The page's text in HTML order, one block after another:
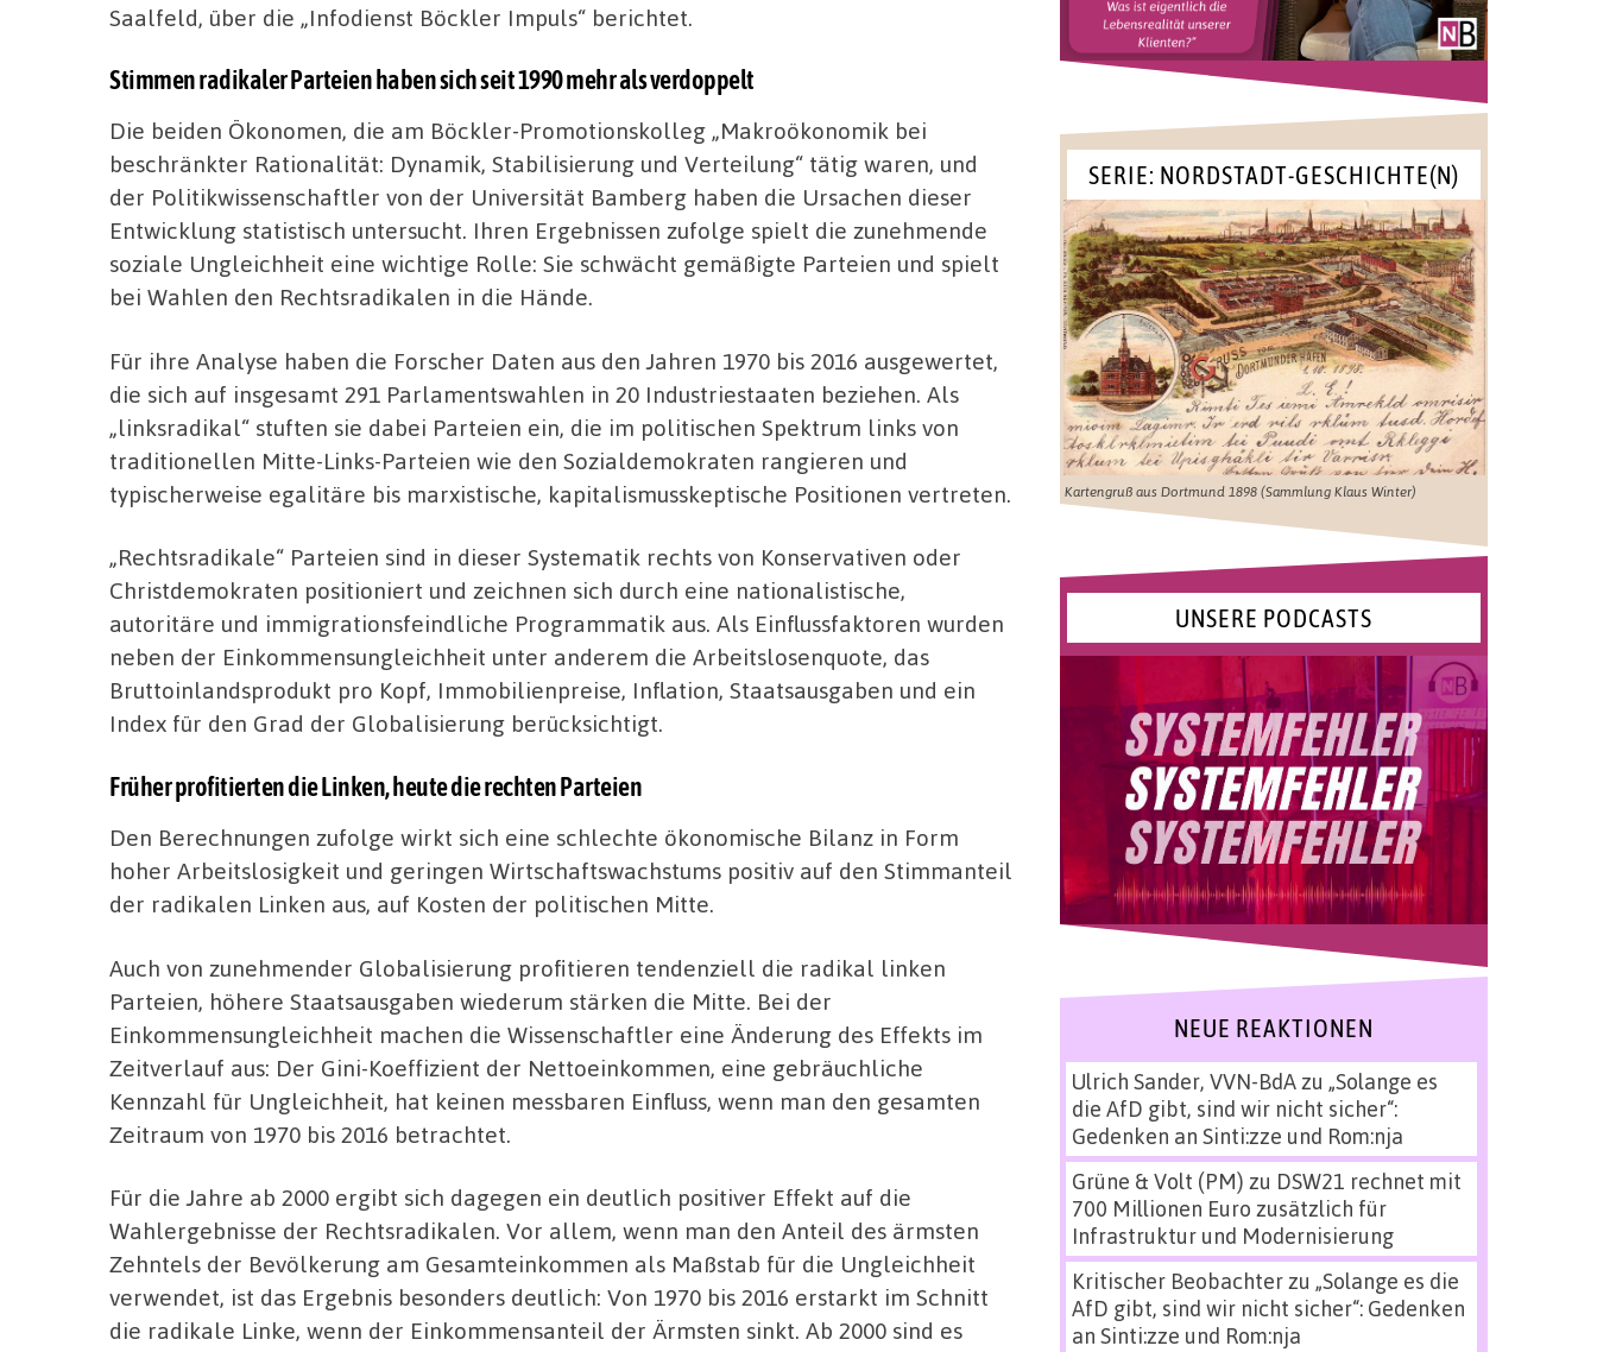
Saalfeld, über die „Infodienst Böckler Impuls“ berichtet.
Stimmen radikaler Parteien haben sich seit 1990 mehr als verdoppelt
Die beiden Ökonomen, die am Böckler-Promotionskolleg „Makroökonomik bei
beschränkter Rationalität: Dynamik, Stabilisierung und Verteilung“ tätig waren, und
der Politikwissenschaftler von der Universität Bamberg haben die Ursachen dieser
Entwicklung statistisch untersucht. Ihren Ergebnissen zufolge spielt die zunehmende
soziale Ungleichheit eine wichtige Rolle: Sie schwächt gemäßigte Parteien und spielt
bei Wahlen den Rechtsradikalen in die Hände.
Für ihre Analyse haben die Forscher Daten aus den Jahren 1970 bis 2016 ausgewertet,
die sich auf insgesamt 291 Parlamentswahlen in 20 Industriestaaten beziehen. Als
„linksradikal“ stuften sie dabei Parteien ein, die im politischen Spektrum links von
traditionellen Mitte-Links-Parteien wie den Sozialdemokraten rangieren und
typischerweise egalitäre bis marxistische, kapitalismusskeptische Positionen vertreten.
„Rechtsradikale“ Parteien sind in dieser Systematik rechts von Konservativen oder
Christdemokraten positioniert und zeichnen sich durch eine nationalistische,
autoritäre und immigrationsfeindliche Programmatik aus. Als Einflussfaktoren wurden
neben der Einkommensungleichheit unter anderem die Arbeitslosenquote, das
Bruttoinlandsprodukt pro Kopf, Immobilienpreise, Inflation, Staatsausgaben und ein
Index für den Grad der Globalisierung berücksichtigt.
Früher profitierten die Linken, heute die rechten Parteien
Den Berechnungen zufolge wirkt sich eine schlechte ökonomische Bilanz in Form
hoher Arbeitslosigkeit und geringen Wirtschaftswachstums positiv auf den Stimmanteil
der radikalen Linken aus, auf Kosten der politischen Mitte.
Auch von zunehmender Globalisierung profitieren tendenziell die radikal linken
Parteien, höhere Staatsausgaben wiederum stärken die Mitte. Bei der
Einkommensungleichheit machen die Wissenschaftler eine Änderung des Effekts im
Zeitverlauf aus: Der Gini-Koeffizient der Nettoeinkommen, eine gebräuchliche
Kennzahl für Ungleichheit, hat keinen messbaren Einfluss, wenn man den gesamten
Zeitraum von 1970 bis 2016 betrachtet.
Für die Jahre ab 2000 ergibt sich dagegen ein deutlich positiver Effekt auf die
Wahlergebnisse der Rechtsradikalen. Vor allem, wenn man den Anteil des ärmsten
Zehntels der Bevölkerung am Gesamteinkommen als Maßstab für die Ungleichheit
verwendet, ist das Ergebnis besonders deutlich: Von 1970 bis 2016 erstarkt im Schnitt
die radikale Linke, wenn der Einkommensanteil der Ärmsten sinkt. Ab 2000 sind es
SERIE: NORDSTADT-GESCHICHTE(N)
Kartengruß aus Dortmund 1898 (Sammlung Klaus Winter)
UNSERE PODCASTS
NEUE REAKTIONEN
Ulrich Sander, VVN-BdAzu „Solange es
die AfD gibt, sind wir nicht sicher“:
Gedenken an Sinti:zze und Rom:nja
Grüne & Volt (PM) zu DSW21 rechnet mit
700 Millionen Euro zusätzlich für
Infrastruktur und Modernisierung
Kritischer Beobachterzu „Solange es die
AfD gibt, sind wir nicht sicher“: Gedenken
an Sinti:zze und Rom:nja